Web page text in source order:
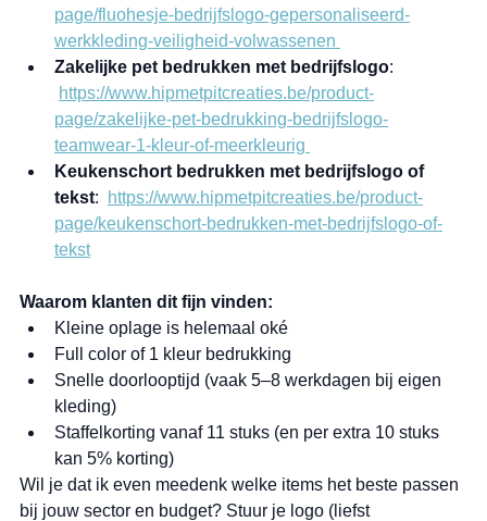
page/fluohesje-bedrijfslogo-gepersonaliseerd-
werkkleding-veiligheid-volwassenen
Zakelijke pet bedrukken met bedrijfslogo:
https://www.hipmetpitcreaties.be/product-
page/zakelijke-pet-bedrukking-bedrijfslogo-
teamwear-1-kleur-of-meerkleurig
Keukenschort bedrukken met bedrijfslogo of
tekst:
https://www.hipmetpitcreaties.be/product-
page/keukenschort-bedrukken-met-bedrijfslogo-of-
tekst
Waarom klanten dit fijn vinden:
Kleine oplage is helemaal oké
Full color of 1 kleur bedrukking
Snelle doorlooptijd (vaak 5–8 werkdagen bij eigen
kleding)
Staffelkorting vanaf 11 stuks (en per extra 10 stuks
kan 5% korting)
Wil je dat ik even meedenk welke items het beste passen
bij jouw sector en budget? Stuur je logo (liefst